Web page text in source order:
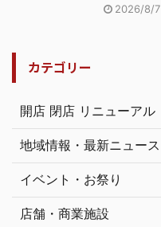
2026/8/7
カテゴリー
開店 閉店 リニューアル
地域情報・最新ニュース
イベント・お祭り
店舗・商業施設